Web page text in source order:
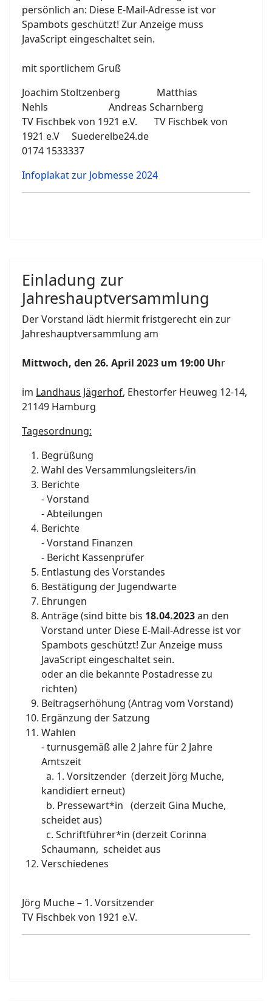
persönlich an: Diese E-Mail-Adresse ist vor
Spambots geschützt! Zur Anzeige muss
JavaScript eingeschaltet sein.
mit sportlichem Gruß
Joachim Stoltzenberg Matthias
Nehls Andreas Scharnberg
TV Fischbek von 1921 e.V. TV Fischbek von
1921 e.V Suederelbe24.de
0174 1533337
Infoplakat zur Jobmesse 2024
Einladung zur
Jahreshauptversammlung
Der Vorstand lädt hiermit fristgerecht ein zur
Jahreshauptversammlung am
Mittwoch, den 26. April 2023 um 19:00 Uhr
im Landhaus Jägerhof, Ehestorfer Heuweg 12-14,
21149 Hamburg
Tagesordnung:
Begrüßung
Wahl des Versammlungsleiters/in
Berichte
- Vorstand
- Abteilungen
Berichte
- Vorstand Finanzen
- Bericht Kassenprüfer
Entlastung des Vorstandes
Bestätigung der Jugendwarte
Ehrungen
Anträge (sind bitte bis 18.04.2023an den
Vorstand unter Diese E-Mail-Adresse ist vor
Spambots geschützt! Zur Anzeige muss
JavaScript eingeschaltet sein.
oder an die bekannte Postadresse zu
richten)
Beitragserhöhung (Antrag vom Vorstand)
Ergänzung der Satzung
Wahlen
- turnusgemäß alle 2 Jahre für 2 Jahre
Amtszeit
a. 1. Vorsitzender (derzeit Jörg Muche,
kandidiert erneut)
b. Pressewart*in (derzeit Gina Muche,
scheidet aus)
c. Schriftführer*in (derzeit Corinna
Schaumann, scheidet aus
Verschiedenes
Jörg Muche – 1. Vorsitzender
TV Fischbek von 1921 e.V.